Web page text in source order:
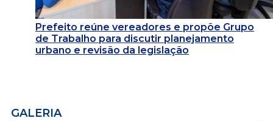
Prefeito reúne vereadores e propõe Grupo
de Trabalho para discutir planejamento
urbano e revisão da legislação
GALERIA